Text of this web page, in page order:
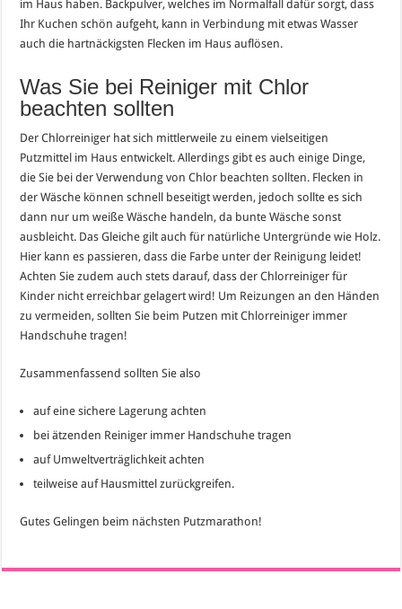
im Haus haben. Backpulver, welches im Normalfall dafür sorgt, dass
Ihr Kuchen schön aufgeht, kann in Verbindung mit etwas Wasser
auch die hartnäckigsten Flecken im Haus auflösen.
Was Sie bei Reiniger mit Chlor
beachten sollten
Der Chlorreiniger hat sich mittlerweile zu einem vielseitigen
Putzmittel im Haus entwickelt. Allerdings gibt es auch einige Dinge,
die Sie bei der Verwendung von Chlor beachten sollten. Flecken in
der Wäsche können schnell beseitigt werden, jedoch sollte es sich
dann nur um weiße Wäsche handeln, da bunte Wäsche sonst
ausbleicht. Das Gleiche gilt auch für natürliche Untergründe wie Holz.
Hier kann es passieren, dass die Farbe unter der Reinigung leidet!
Achten Sie zudem auch stets darauf, dass der Chlorreiniger für
Kinder nicht erreichbar gelagert wird! Um Reizungen an den Händen
zu vermeiden, sollten Sie beim Putzen mit Chlorreiniger immer
Handschuhe tragen!
Zusammenfassend sollten Sie also
auf eine sichere Lagerung achten
bei ätzenden Reiniger immer Handschuhe tragen
auf Umweltverträglichkeit achten
teilweise auf Hausmittel zurückgreifen.
Gutes Gelingen beim nächsten Putzmarathon!